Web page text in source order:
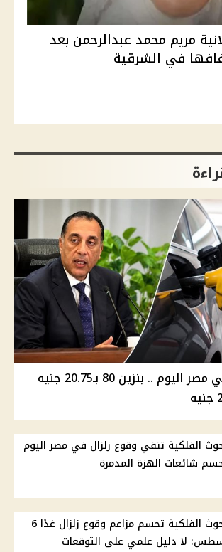
مريم محمد عبدالرحمن بعد
في الشرقية
أسعار الوقود في مصر اليوم .. بنزين 80 بـ20.75 جنيه
الفلكية تنفي وقوع زلزال في مصر اليوم
شائعات الهزة المدمرة
البحوث الفلكية تحسم مزاعم وقوع زلزال غدًا 6
لا دليل علمي على التوقعات